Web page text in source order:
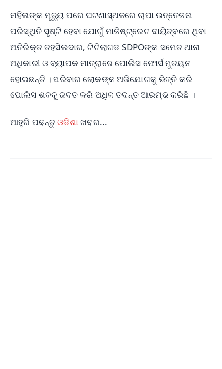
ମହିଳାଙ୍କ ମୃତ୍ୟୁ ପରେ ଘଟଣାସ୍ଥଳରେ ଚାପା ଉତ୍ତେଜନା
ପରିସ୍ଥିତି ସୃଷ୍ଟି ହେବା ଯୋଗୁଁ ମାଜିଷ୍ଟ୍ରେଟ ଦାୟିତ୍ବରେ ଥିବା
ଅତିରିକ୍ତ ତହସିଲଦାର, ଟିଟିଲାଗଡ SDPOଙ୍କ ସମେତ ଥାନା
ଅଧିକାରୀ ଓ ବ୍ୟାପକ ମାତ୍ରାରେ ପୋଲିସ ଫୋର୍ସ ମୁତୟନ
ହୋଇଛନ୍ତି । ପରିବାର ଲୋକଙ୍କ ଅଭିଯୋଗକୁ ଭିତ୍ତି କରି
ପୋଲିସ ଶବକୁ ଜବତ କରି ଅଧିକ ତଦନ୍ତ ଆରମ୍ଭ କରିଛି ।
ଆହୁରି ପଢନ୍ତୁ ଓଡିଶାଖବର...